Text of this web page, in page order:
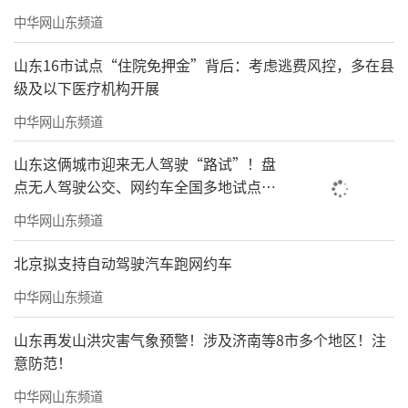
中华网山东频道
山东16市试点“住院免押金”背后：考虑逃费风控，多在县
级及以下医疗机构开展
中华网山东频道
山东这俩城市迎来无人驾驶“路试”！盘
点无人驾驶公交、网约车全国多地试点之
路
中华网山东频道
北京拟支持自动驾驶汽车跑网约车
中华网山东频道
山东再发山洪灾害气象预警！涉及济南等8市多个地区！注
意防范！
中华网山东频道